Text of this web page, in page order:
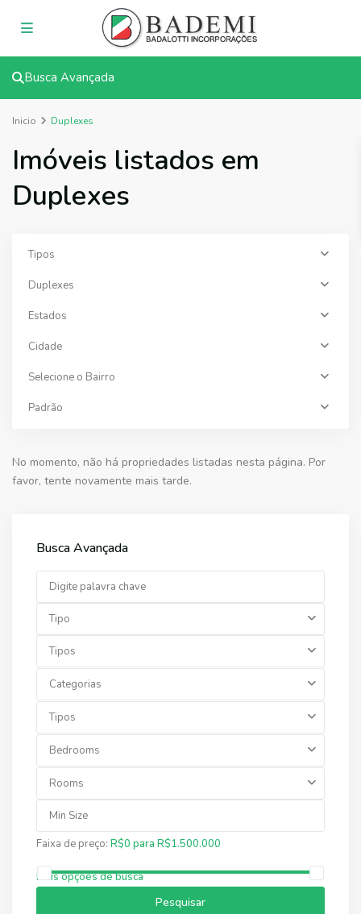
Busca Avançada
Inicio Duplexes
Imóveis listados em
Duplexes
Tipos
Duplexes
Estados
Cidade
Selecione o Bairro
Padrão
No momento, não há propriedades listadas nesta página. Por
favor, tente novamente mais tarde.
Busca Avançada
Tipo
Tipos
Categorias
Tipos
Bedrooms
Rooms
Faixa de preço: R$0 para R$1.500.000
Mais opções de busca
Pesquisar